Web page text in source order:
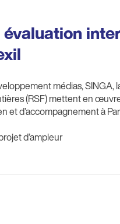
médias, SINGA,
(RSF) mettent en
et d’accompagnement à
d’ampleur